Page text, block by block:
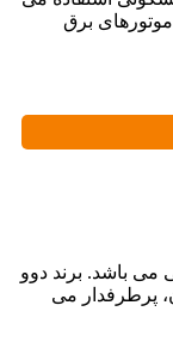
برق
می باشد. برند دوو
پرطرفدار می